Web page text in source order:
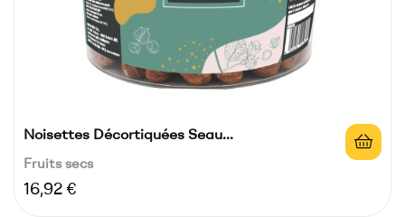
Noisettes Décortiquées Seau...
Fruits secs
Prix
16,92 €